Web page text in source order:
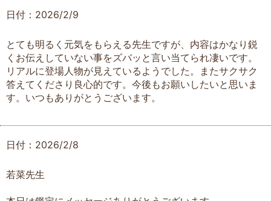
日付：2026/2/9
とても明るく元気をもらえる先生ですが、内容はかなり鋭
くお伝えしていない事をズバッと言い当てられ凄いです。
リアルに登場人物が見えているようでした。またサクサク
答えてくださり良心的です。今後もお願いしたいと思いま
す。いつもありがとうございます。
日付：2026/2/8
若菜先生